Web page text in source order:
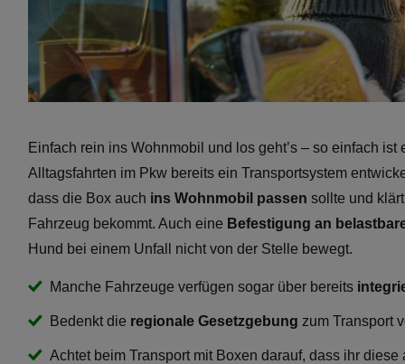
Einfach rein ins Wohnmobil und los geht’s ­– so einfach
Alltagsfahrten im Pkw bereits ein Transportsystem
dass die Box auch ins Wohnmobil passen sollte und
Fahrzeug bekommt. Auch eine Befestigung an
Hund bei einem Unfall nicht von der Stelle bewegt.
Manche Fahrzeuge verfügen sogar über bereits
Bedenkt die regionale Gesetzgebung zum Transport
Achtet beim Transport mit Boxen darauf, dass ihr